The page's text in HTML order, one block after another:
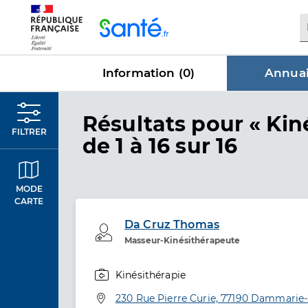
Information (0)
FILTRER
MODE
CARTE
Résultats dans
pour «
de 1 à 16 sur 16
Da Cruz Thomas
Masseur-Kinésithérapeute
Professionel de santé
Kinésithérapie
Adresse
230 Rue Pierre Curie, 77190
Panneau de gestion des cookies